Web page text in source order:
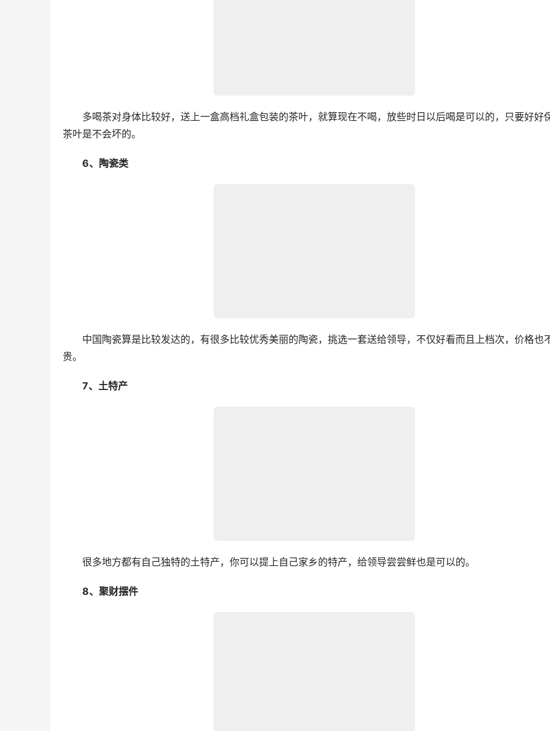
多喝茶对身体比较好，送上一盒高档礼盒包装的茶叶，就算现在不喝，放些时日以后喝是可以的，只要好好
茶叶是不会坏的。
6、陶瓷类
中国陶瓷算是比较发达的，有很多比较优秀美丽的陶瓷，挑选一套送给领导，不仅好看而且上档次，价格也
贵。
7、土特产
很多地方都有自己独特的土特产，你可以提上自己家乡的特产，给领导尝尝鲜也是可以的。
8、聚财摆件